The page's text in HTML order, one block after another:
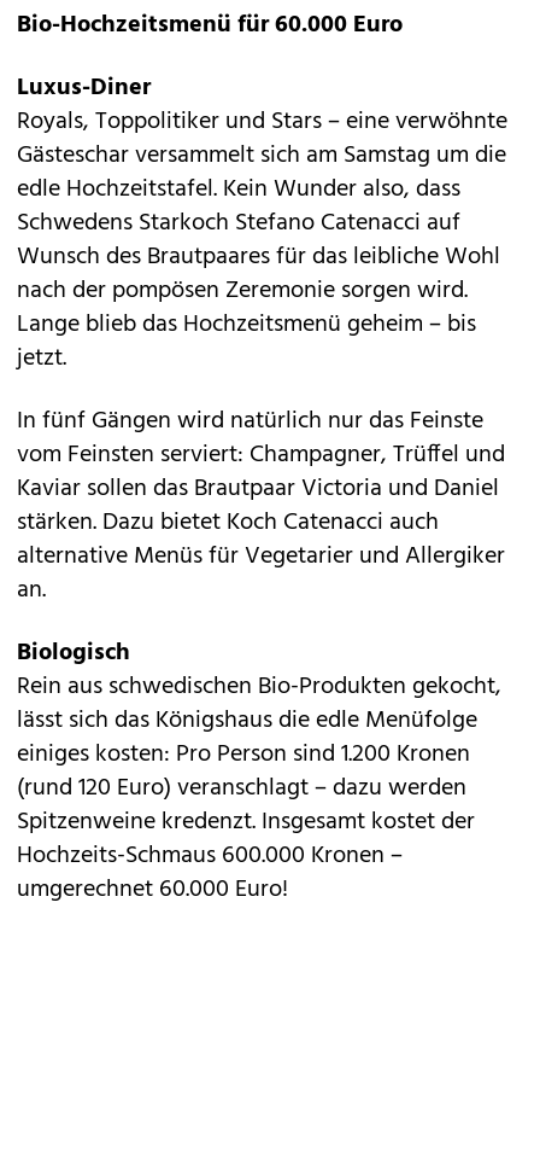
Bio-Hochzeitsmenü für 60.000 Euro
Luxus-Diner
Royals, Toppolitiker und Stars – eine verwöhnte
Gästeschar versammelt sich am Samstag um die
edle Hochzeitstafel. Kein Wunder also, dass
Schwedens Starkoch Stefano Catenacci auf
Wunsch des Brautpaares für das leibliche Wohl
nach der pompösen Zeremonie sorgen wird.
Lange blieb das Hochzeitsmenü geheim – bis
jetzt.
In fünf Gängen wird natürlich nur das Feinste
vom Feinsten serviert: Champagner, Trüffel und
Kaviar sollen das Brautpaar Victoria und Daniel
stärken. Dazu bietet Koch Catenacci auch
alternative Menüs für Vegetarier und Allergiker
an.
Biologisch
Rein aus schwedischen Bio-Produkten gekocht,
lässt sich das Königshaus die edle Menüfolge
einiges kosten: Pro Person sind 1.200 Kronen
(rund 120 Euro) veranschlagt – dazu werden
Spitzenweine kredenzt. Insgesamt kostet der
Hochzeits-Schmaus 600.000 Kronen –
umgerechnet 60.000 Euro!